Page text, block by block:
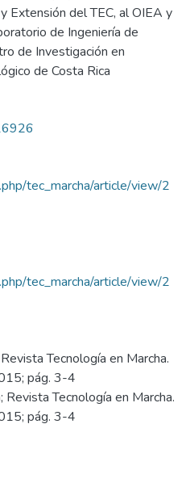
Extensión del TEC, al OIEA y
de Ingeniería de
de Investigación en
de Costa Rica
tec_marcha/article/view/2
tec_marcha/article/view/2
Tecnología en Marcha.
pág. 3-4
Tecnología en Marcha.
pág. 3-4